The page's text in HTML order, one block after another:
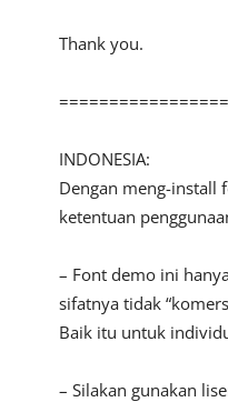
Thank you.
INDONESIA:
Dengan meng-install
ketentuan
– Font demo ini
sifatnya tidak
Baik itu untuk
– Silakan gunakan